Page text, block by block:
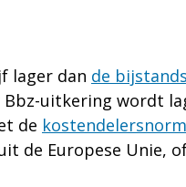
lager dan de
uitkering wordt
de kostendelersnorm
de Eu­ro­pe­se Unie,